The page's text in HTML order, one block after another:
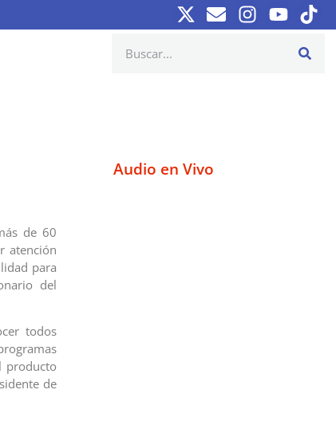
de 60
atención
para
del
todos
producto
de
Audio en Vivo